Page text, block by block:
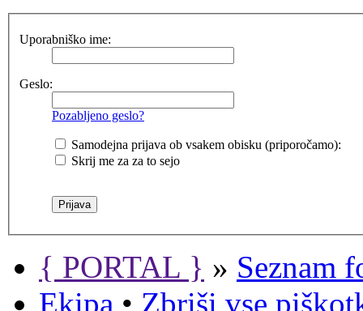
Uporabniško ime:
Geslo:
Pozabljeno geslo?
Samodejna prijava ob vsakem obisku (priporočamo):
Skrij me za za to sejo
{ PORTAL } » Seznam
Ekipa • Zbriši vse